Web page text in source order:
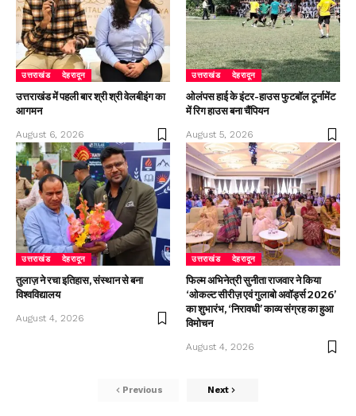
उत्तराखंड देहरादून
उत्तराखंड में पहली बार श्री श्री वेलबीइंग का
आगमन
August 6, 2026
उत्तराखंड देहरादून
ओलंपस हाई के इंटर-हाउस फुटबॉल टूर्नामेंट
में रिग हाउस बना चैंपियन
August 5, 2026
उत्तराखंड देहरादून
तुलाज़ ने रचा इतिहास, संस्थान से बना
विश्वविद्यालय
August 4, 2026
उत्तराखंड देहरादून
फिल्म अभिनेत्री सुनीता राजवार ने किया
‘ओकल्ट सीरीज़ एवं गुलाबो अवॉर्ड्स 2026’
का शुभारंभ, ‘निरावधी’ काव्य संग्रह का हुआ
विमोचन
August 4, 2026
Previous Next